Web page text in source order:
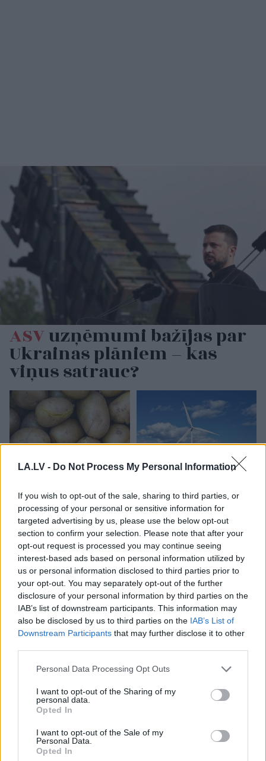
LA.LV - Do Not Process My Personal Information
If you wish to opt-out of the sale, sharing to third parties, or
processing of your personal or sensitive information for
targeted advertising by us, please use the below opt-out
section to confirm your selection. Please note that after your
opt-out request is processed you may continue seeing
interest-based ads based on personal information utilized by
us or personal information disclosed to third parties prior to
your opt-out. You may separately opt-out of the further
disclosure of your personal information by third parties on the
IAB’s list of downstream participants. This information may
also be disclosed by us to third parties on the IAB’s List of
Downstream Participants that may further disclose it to other
Please note that this website/app uses one or more Google
not limited to your visit or usage behaviour. You may click to
grant or deny consent to Google and its third-party tags to
use your data for below specified purposes in below Google
consent section.
Personal Data Processing Opt Outs
I want to opt-out of the Sharing of my
personal data.
Opted In
I want to opt-out of the Sale of my
Personal Data.
Opted In
ASVuzņēmumi bažījas par
Ukrainas plāniem – kas
viņus satrauc?
Kartupeļu horoskops:
ko par tevi liecina tavs
mīļākais kartupeļu
ēdiens?
“K2 Ventum” vēja parka
prettiesiskā
gremdēšana liek domāt
par nedrošu valsti
Stendzenieks
migrantiem: Viņi testē, cik
daudz šeit drīkst atļauties